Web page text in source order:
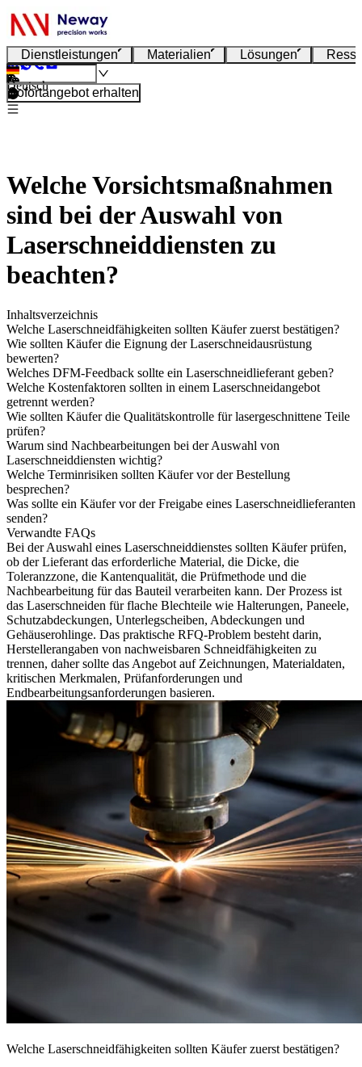
Dienstleistungen Materialien Lösungen
Deutsch
Sofortangebot erhalten
Welche Vorsichtsmaßnahmen
sind bei der Auswahl von
Laserschneiddiensten zu
beachten?
Inhaltsverzeichnis
Welche Laserschneidfähigkeiten sollten Käufer zuerst bestätigen?
Wie sollten Käufer die Eignung der Laserschneidausrüstung
bewerten?
Welches DFM-Feedback sollte ein Laserschneidlieferant geben?
Welche Kostenfaktoren sollten in einem Laserschneidangebot
getrennt werden?
Wie sollten Käufer die Qualitätskontrolle für lasergeschnittene Teile
prüfen?
Warum sind Nachbearbeitungen bei der Auswahl von
Laserschneiddiensten wichtig?
Welche Terminrisiken sollten Käufer vor der Bestellung
besprechen?
Was sollte ein Käufer vor der Freigabe eines Laserschneidlieferanten
senden?
Verwandte FAQs
Bei der Auswahl eines Laserschneiddienstes sollten Käufer prüfen,
ob der Lieferant das erforderliche Material, die Dicke, die
Toleranzzone, die Kantenqualität, die Prüfmethode und die
Nachbearbeitung für das Bauteil verarbeiten kann. Der Prozess ist
das Laserschneiden für flache Blechteile wie Halterungen, Paneele,
Schutzabdeckungen, Unterlegscheiben, Abdeckungen und
Gehäuserohlinge. Das praktische RFQ-Problem besteht darin,
Herstellerangaben von nachweisbaren Schneidfähigkeiten zu
trennen, daher sollte das Angebot auf Zeichnungen, Materialdaten,
kritischen Merkmalen, Prüfanforderungen und
Endbearbeitungsanforderungen basieren.
Welche Laserschneidfähigkeiten sollten Käufer zuerst bestätigen?